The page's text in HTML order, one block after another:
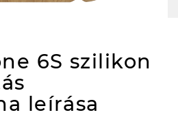
6S szilikon
leírása